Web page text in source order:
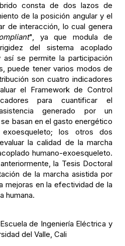
consta de dos lazos de
de la posición angular y el
de interacción, lo cual genera
", ya que modula de
del sistema acoplado
así se permite la participación
puede tener varios modos de
son cuatro indicadores
el Framework de Control
para cuantificar el
generado por un
basan en el gasto energético
los otros dos
la calidad de la marcha
humano-exoesqueleto.
la Tesis Doctoral
de la marcha asistida por
mejoras en la efectividad de la
humana.
de Ingeniería Eléctrica y
del Valle, Cali